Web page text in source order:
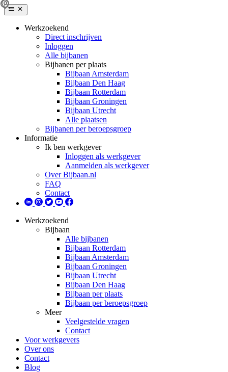
Werkzoekend
Direct inschrijven
Inloggen
Alle bijbanen
Bijbanen per plaats
Bijbaan Amsterdam
Bijbaan Den Haag
Bijbaan Rotterdam
Bijbaan Groningen
Bijbaan Utrecht
Alle plaatsen
Bijbanen per beroepsgroep
Informatie
Ik ben werkgever
Inloggen als werkgever
Aanmelden als werkgever
Over Bijbaan.nl
FAQ
Contact
Werkzoekend
Bijbaan
Alle bijbanen
Bijbaan Rotterdam
Bijbaan Amsterdam
Bijbaan Groningen
Bijbaan Utrecht
Bijbaan Den Haag
Bijbaan per plaats
Bijbaan per beroepsgroep
Meer
Veelgestelde vragen
Contact
Voor werkgevers
Over ons
Contact
Blog